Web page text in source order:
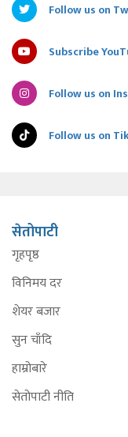
Follow us on
Subscribe
Follow us on
Follow us on
सेतोपाटी
गृहपृष्ठ
विनिमय दर
शेयर बजार
सुन चाँदि
हाम्रोबारे
सेतोपाटी नीति